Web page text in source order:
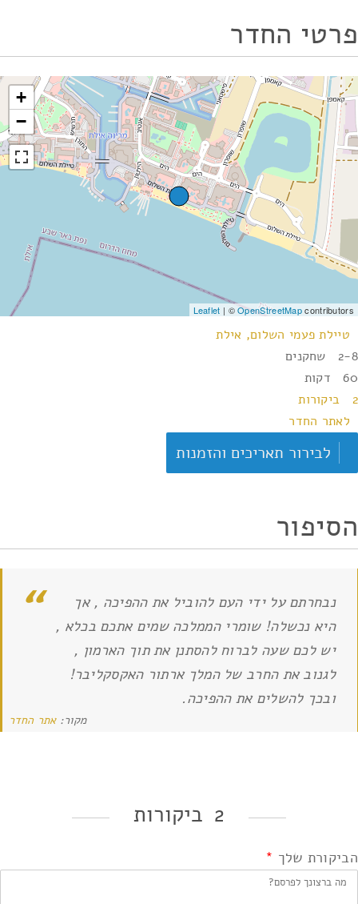
פרטי החדר
+
−
Leaflet | ©OpenStreetMapcontributors
טיילת פעמי השלום, אילת
2-8 שחקנים
60 דקות
2 ביקורות
לאתר החדר
לבירור תאריכים והזמנות
הסיפור
נבחרתם על ידי העם להוביל את ההפיכה , אך
היא נכשלה! שומרי הממלכה שמים אתכם בכלא ,
יש לכם שעה לברוח להסתנן את תוך הארמון ,
לגנוב את החרב של המלך ארתור האקסקליבר!
ובכך להשלים את ההפיכה.
מקור:אתר החדר
2 ביקורות
הביקורת שלך *